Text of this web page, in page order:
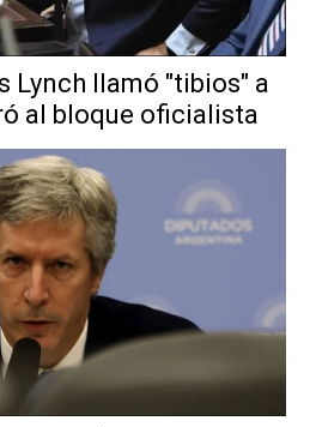
Lynch llamó "tibios" a
al bloque oficialista